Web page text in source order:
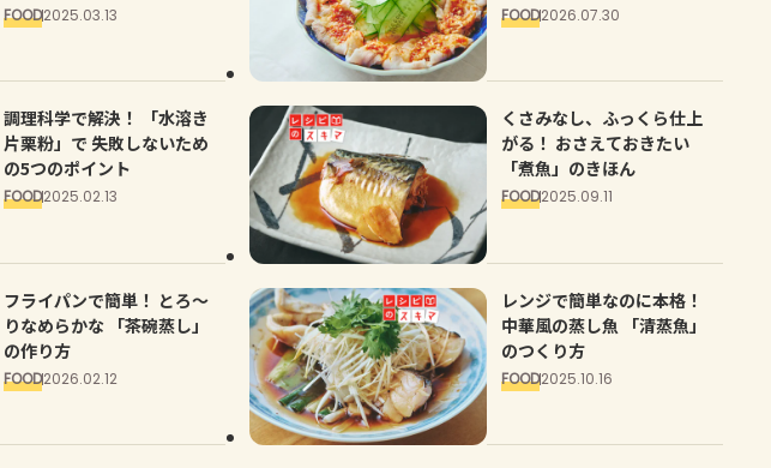
お買い物
AJINOMOTO PARK とは
FOOD2025.03.13 FOOD2026.07.30
調理科学で解決！ 「水溶き
片栗粉」で 失敗しないため
の5つのポイント
FOOD2025.02.13
くさみなし、ふっくら仕上
がる！ おさえておきたい
「煮魚」のきほん
FOOD2025.09.11
フライパンで簡単！ とろ～
りなめらかな 「茶碗蒸し」
の作り方
FOOD2026.02.12
レンジで簡単なのに本格！
中華風の蒸し魚 「清蒸魚」
のつくり方
FOOD2025.10.16